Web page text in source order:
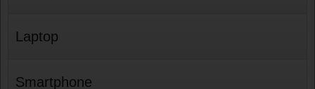
Laptop
Smartphone